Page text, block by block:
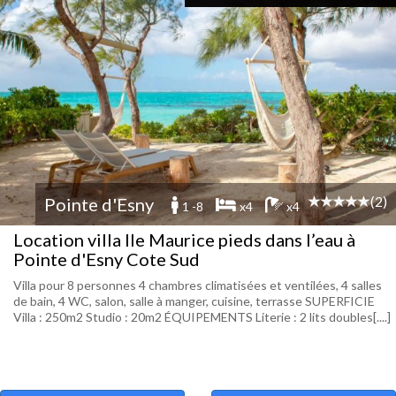
Pointe d'Esny 1 -8 x4 x4 (2)
Location villa Ile Maurice pieds dans l’eau à
Pointe d'Esny Cote Sud
Villa pour 8 personnes 4 chambres climatisées et ventilées, 4 salles
de bain, 4 WC, salon, salle à manger, cuisine, terrasse SUPERFICIE
Villa : 250m2 Studio : 20m2 ÉQUIPEMENTS Literie : 2 lits doubles[....]